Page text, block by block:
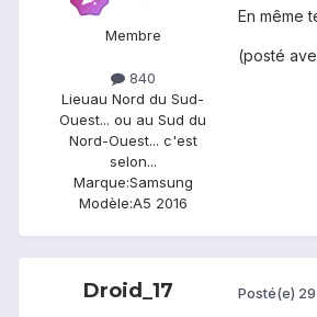
Membre
840
Lieuau Nord du Sud-
Ouest... ou au Sud du
Nord-Ouest... c'est
selon...
Marque:Samsung
Modèle:A5 2016
En même
(posté
Droid_17 Posté(e)